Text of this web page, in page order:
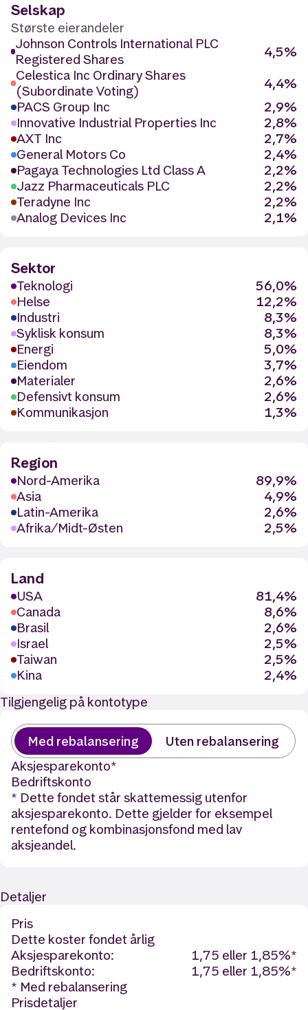
Selskap
Største eierandeler
Johnson Controls International PLC
Registered Shares
4,5%
Celestica Inc Ordinary Shares
(Subordinate Voting)
4,4%
PACS Group Inc
2,9%
Innovative Industrial Properties Inc
2,8%
AXT Inc
2,7%
General Motors Co
2,4%
Pagaya Technologies Ltd Class A
2,2%
Jazz Pharmaceuticals PLC
2,2%
Teradyne Inc
2,2%
Analog Devices Inc
2,1%
Sektor
Teknologi
56,0%
Helse
12,2%
Industri
8,3%
Syklisk konsum
8,3%
Energi
5,0%
Eiendom
3,7%
Materialer
2,6%
Defensivt konsum
2,6%
Kommunikasjon
1,3%
Region
Nord-Amerika
89,9%
Asia
4,9%
Latin-Amerika
2,6%
Afrika/Midt-Østen
2,5%
Land
USA
81,4%
Canada
8,6%
Brasil
2,6%
Israel
2,5%
Taiwan
2,5%
Kina
2,4%
Tilgjengelig på kontotype
Med rebalansering
Uten rebalansering
Aksjesparekonto*
Bedriftskonto
* Dette fondet står skattemessig utenfor
aksjesparekonto. Dette gjelder for eksempel
rentefond og kombinasjonsfond med lav
aksjeandel.
Detaljer
Pris
Dette koster fondet årlig
Aksjesparekonto:
1,75 eller 1,85%*
Bedriftskonto:
1,75 eller 1,85%*
* Med rebalansering
Prisdetaljer